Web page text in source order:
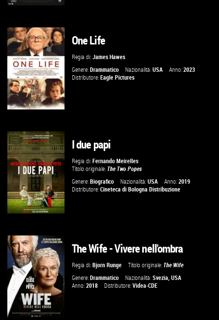
GUARDA IL TRAILER
VAI ALLA SCHEDA
GUARDA IL TRAILER
VAI ALLA SCHEDA
One Life
Regia di:James Hawes
Genere:Drammatico Nazionalità:USA Anno:2023
Distributore:Eagle Pictures
GUARDA IL TRAILER
VAI ALLA SCHEDA
I due papi
Regia di:Fernando Meirelles
Titolo originale: The Two Popes
Genere:Biografico Nazionalità:USA Anno:2019
Distributore:Cineteca di Bologna Distribuzione
The Wife - Vivere nell'ombra
Regia di:Bjorn Runge Titolo originale: The Wife
Genere:Drammatico Nazionalità:Svezia ,USA
Anno:2018 Distributore:Videa-CDE